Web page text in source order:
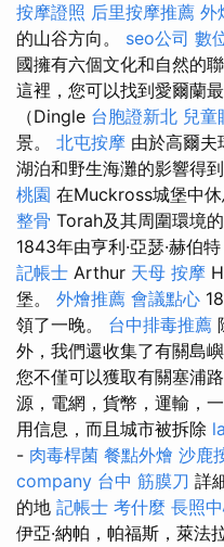
按摩證照 后里按摩推薦 外
的山谷方向。 seo公司 數
國擁有六個文化和自然的
這裡，您可以找到愛爾蘭
（Dingle 台胞證新北 兒童
景。 北屯按摩 由於高爾夫
湖泊和野生海灘的影響得
桃園 在Muckross城堡中
整骨 Torah及其周圍環境
1843年由亨利·亞瑟·赫伯
記帳士 Arthur 天母 按摩
堡。 外燴推薦 會議點心
領了一晚。 台中排毒推薦
外，我們還收集了有關島
您不僅可以獲取有關塞浦
源，電網，貨幣，運輸，
用信息，而且城市被拆除
- 肉毒桿菌 餐點外燴 沙鹿
company 台中 筋膜刀 詳
的地 記帳士 考什麼 長照
伊亞·納帕，帕福斯，萊法